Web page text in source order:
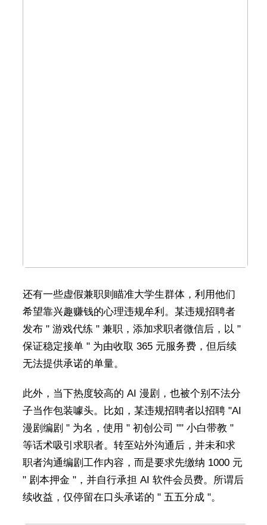
还有一些虚假兼职则瞄准大学生群体，利用他们
希望靠兴趣赚钱的心理违规牟利。某违规招聘者
发布 " 游戏代练 " 兼职，添加求职者微信后，以 "
保证稳定接单 " 为由收取 365 元服务费，但后续
无法提供承诺的单量。
此外，当下热度较高的 AI 漫剧，也被个别不法分
子当作包装噱头。比如，某违规招聘者以招聘 "AI
漫剧编剧 " 为名，使用 " 初创公司 "" 小白带教 "
等话术吸引求职者。转至站外沟通后，并未和求
职者沟通编剧工作内容，而是要求先缴纳 1000 元
" 剧本押金 "，并自行承担 AI 软件会员费。所谓后
续收益，仅停留在口头承诺的 " 五五分成 "。